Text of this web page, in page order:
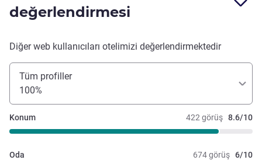
değerlendirmesi
Diğer web kullanıcıları otelimizi değerlendirmektedir
Tüm profiller
100%
422 görüş 8.6/10
Konum
674 görüş 6/10
Oda